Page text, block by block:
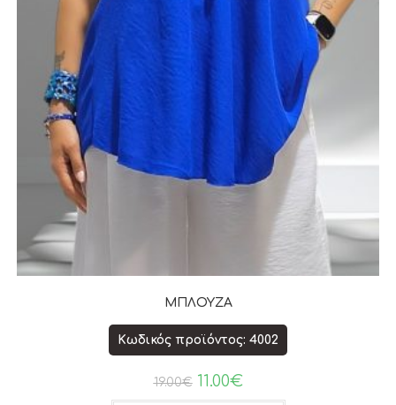
ΜΠΛΟΥΖΑ
Κωδικός προϊόντος: 4002
19.00€ 11.00€